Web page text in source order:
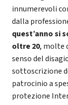
innumerevoli
dalla
quest’anno si
oltre 20, molte
senso del
sottoscrizione
patrocinio a
protezione